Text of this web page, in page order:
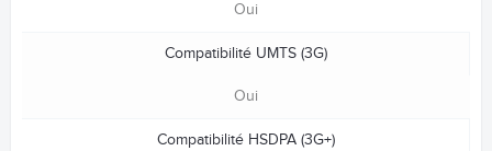
Oui
Compatibilité UMTS (3G)
Oui
Compatibilité HSDPA (3G+)